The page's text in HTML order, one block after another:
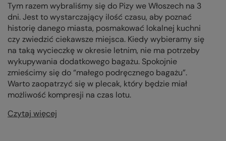
Tym razem wybraliśmy się do Pizy we Włoszech na 3
dni. Jest to wystarczający ilość czasu, aby poznać
historię danego miasta, posmakować lokalnej kuchni
czy zwiedzić ciekawsze miejsca. Kiedy wybieramy się
na taką wycieczkę w okresie letnim, nie ma potrzeby
wykupywania dodatkowego bagażu. Spokojnie
zmieścimy się do “małego podręcznego bagażu”.
Warto zaopatrzyć się w plecak, który będzie miał
możliwość kompresji na czas lotu.
Czytaj więcej